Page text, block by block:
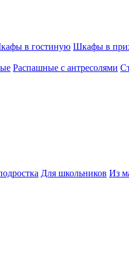
в гостиную Шкафы в
Распашные с антресолями
Для школьников Из